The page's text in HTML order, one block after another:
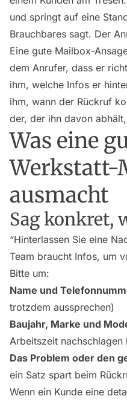
und springt auf eine
Brauchbares sagt. Der
Eine gute Mailbox-
dem Anrufer, dass er
ihm, welche Infos er
ihm, wann der Rückruf
der, der ihn davon
Was eine
Werkstatt-
ausmacht
Sag konkret,
“Hinterlassen Sie eine
Team braucht Infos, um
Bitte um:
Name und
trotzdem aussprechen)
Baujahr, Marke und
Arbeitszeit
Das Problem oder den
ein Satz spart beim
Wenn ein Kunde eine